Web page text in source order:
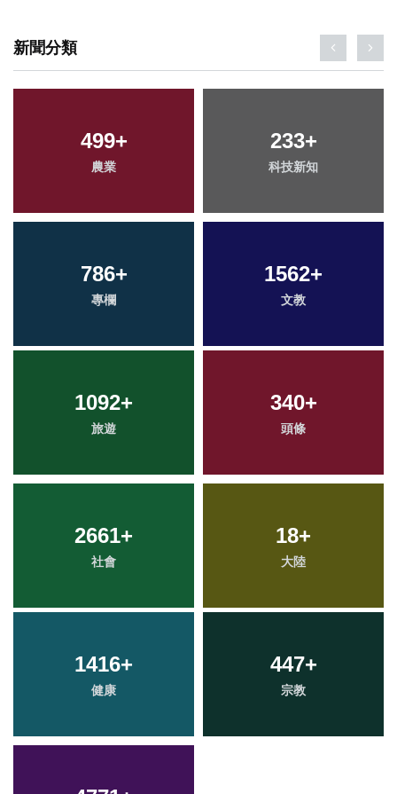
新聞分類
499+
農業
233+
科技新知
786+
專欄
1562+
文教
1092+
旅遊
340+
頭條
2661+
社會
18+
大陸
1416+
健康
447+
宗教